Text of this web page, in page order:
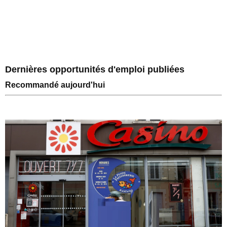
Dernières opportunités d'emploi publiées
Recommandé aujourd'hui